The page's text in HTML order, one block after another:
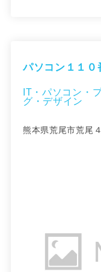
パソコン１１０
IT・パソコン・
グ・デザイン
熊本県荒尾市荒尾